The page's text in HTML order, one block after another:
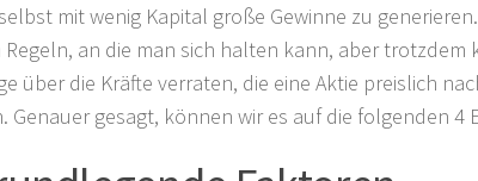
mit wenig Kapital große Gewinne zu
Regeln, an die man sich halten kann, aber trotzdem
über die Kräfte verraten, die eine Aktie preislich
Genauer gesagt, können wir es auf die folgenden 4